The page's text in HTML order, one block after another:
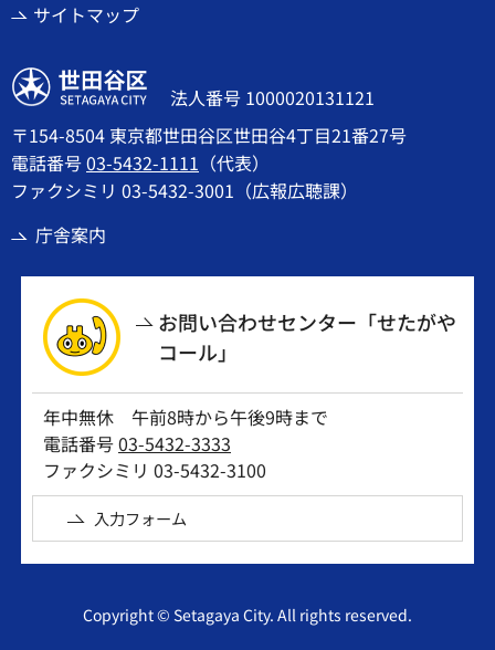
サイトマップ
世田谷区
法人番号 1000020131121
〒154-8504 東京都世田谷区世田谷4丁目21番27号
電話番号03-5432-1111 （代表）
ファクシミリ 03-5432-3001（広報広聴課）
庁舎案内
お問い合わせセンター「せたがや
コール」
年中無休 午前8時から午後9時まで
電話番号03-5432-3333
ファクシミリ 03-5432-3100
入力フォーム
Copyright © Setagaya City. All rights reserved.